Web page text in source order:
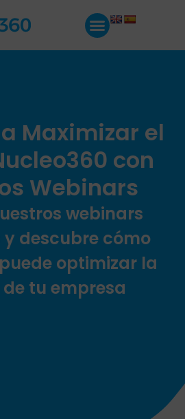
Maximizar el
con
Webinars
webinars
descubre cómo
optimizar la
tu empresa